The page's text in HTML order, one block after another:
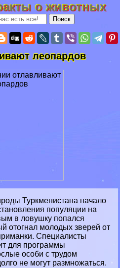
о животных
леопардов
Туркменистана начало
популяции на
в ловушку попался
отогнал молодых зверей от
Специалисты
для программы
особи с трудом
не могут размножаться.